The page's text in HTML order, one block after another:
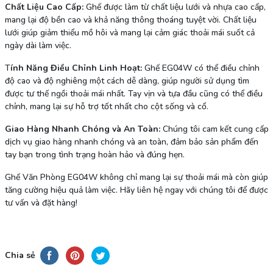
Chất Liệu Cao Cấp:Ghế được làm từ chất liệu lưới và nhựa cao cấp,
mang lại độ bền cao và khả năng thông thoáng tuyệt vời. Chất liệu
lưới giúp giảm thiểu mồ hôi và mang lại cảm giác thoải mái suốt cả
ngày dài làm việc.
Tính Năng Điều Chỉnh Linh Hoạt:Ghế EG04W có thể điều chỉnh
độ cao và độ nghiêng một cách dễ dàng, giúp người sử dụng tìm
được tư thế ngồi thoải mái nhất. Tay vịn và tựa đầu cũng có thể điều
chỉnh, mang lại sự hỗ trợ tốt nhất cho cột sống và cổ.
Giao Hàng Nhanh Chóng và An Toàn:Chúng tôi cam kết cung cấp
dịch vụ giao hàng nhanh chóng và an toàn, đảm bảo sản phẩm đến
tay bạn trong tình trạng hoàn hảo và đúng hẹn.
Ghế Văn Phòng EG04W không chỉ mang lại sự thoải mái mà còn giúp
tăng cường hiệu quả làm việc. Hãy liên hệ ngay với chúng tôi để được
tư vấn và đặt hàng!
Chia sẻ